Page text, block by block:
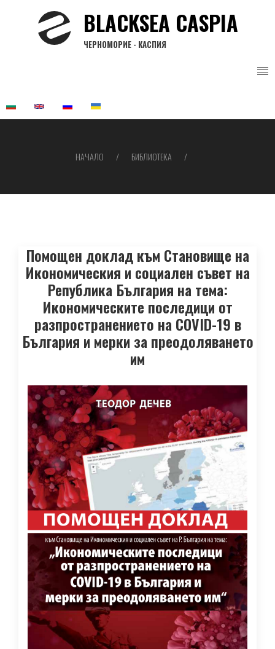
BLACKSEA CASPIA
ЧЕРНОМОРИЕ - КАСПИЯ
НАЧАЛО БИБЛИОТЕКА
Помощен доклад към Становище на
Икономическия и социален съвет на
Република България на тема:
Икономическите последици от
разпространението на COVID-19 в
България и мерки за преодоляването
им